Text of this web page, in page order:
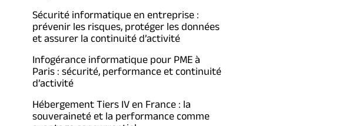
Sécurité informatique en entreprise :
prévenir les risques, protéger les données
et assurer la continuité d’activité
Infogérance informatique pour PME à
Paris : sécurité, performance et continuité
d’activité
Hébergement Tiers IV en France : la
souveraineté et la performance comme